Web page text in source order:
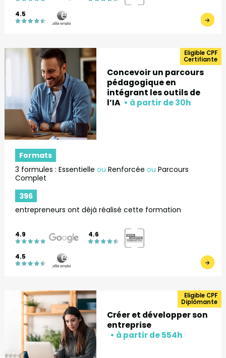
4.5
Eligible CPF
Certifiante
Concevoir un parcours
pédagogique en
intégrant les outils de
l’IA
Formats
3 formules : Essentielleou Renforcéeou Parcours
Complet
396
entrepreneurs ont déjà réalisé cette formation
4.9 4.6
4.5
Eligible CPF
Diplômante
Créer et développer son
entreprise